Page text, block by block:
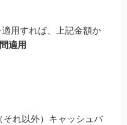
用すれば、上記金額か
適用
それ以外）キャッシュバ